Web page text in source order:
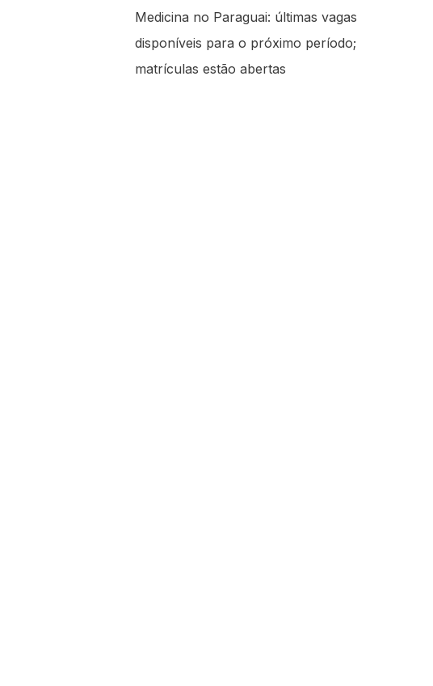
Medicina no Paraguai: últimas vagas
disponíveis para o próximo período;
matrículas estão abertas